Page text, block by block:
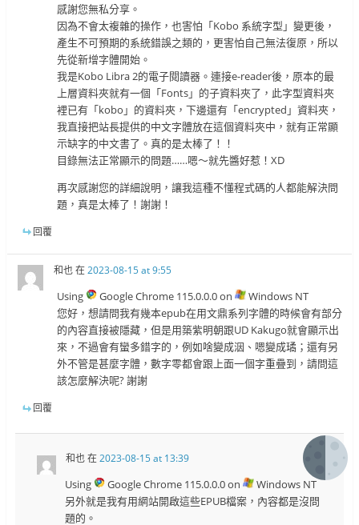
感謝您無私分享。
因為不會太複雜的操作，也害怕「Kobo 系統字型」變更後，
產生不可預期的系統錯誤之類的，更害怕自己無法復原，所以
先從新增字體開始。
我是Kobo Libra 2的電子閱讀器。連接e-reader後，原本的最
上層資料夾就有一個「Fonts」的子資料夾了，此字型資料夾
裡已有「kobo」的資料夾，下邊還有「encrypted」資料夾，
我直接把站長提供的中文字體放在這個資料夾中，就有正常顯
示缺字的中文書了。真的是太棒了！！
目錄無法正常顯示的問題……嗯～就先醬好惹！XD
再次感謝您的詳細說明，讓我這種不懂程式碼的人都能解決問
題，真是太棒了！謝謝！
回覆
和也在2023-08-15 at 9:55
Using Google Chrome 115.0.0.0 on
Windows NT
您好，想請問我有幾本epub在用文鼎系列字體的時候會有部分
的內容直接被隱藏，但是用築紫明朝跟UD Kakugo就會顯示出
來，不過會有蠻多錯字的，例如啥變成洇、嗯變成璚；還有另
外不管是甚麼字體，數字零都會跟上面一個字重疊到，請問這
該怎麼解決呢? 謝謝
回覆
和也在2023-08-15 at 13:39
Using Google Chrome 115.0.0.0 on
Windows NT
另外就是我有用網站開啟這些EPUB檔案，內容都是沒問
題的。